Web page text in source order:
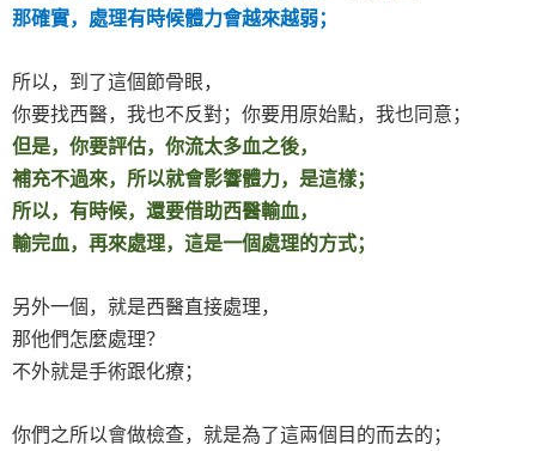
那確實，處理有時候體力會越來越弱；
所以，到了這個節骨眼，
你要找西醫，我也不反對；你要用原始點，我也同意；
但是，你要評估，你流太多血之後，
補充不過來，所以就會影響體力，是這樣；
所以，有時候，還要借助西醫輸血，
輸完血，再來處理，這是一個處理的方式；
另外一個，就是西醫直接處理，
那他們怎麼處理？
不外就是手術跟化療；
你們之所以會做檢查，就是為了這兩個目的而去的；